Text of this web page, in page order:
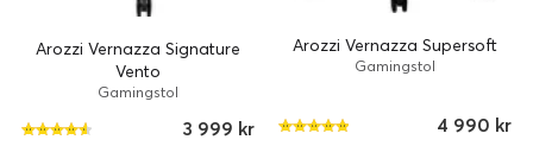
Arozzi Vernazza Signature
Vento
Gamingstol
3 999 kr
Arozzi Vernazza Supersoft
Gamingstol
4 990 kr